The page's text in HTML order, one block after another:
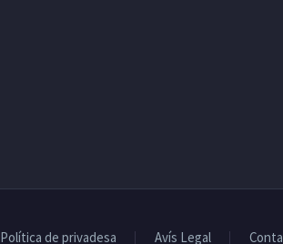
Política de privadesa Avís Legal